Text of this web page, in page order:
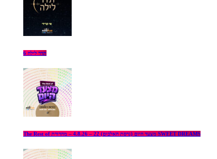
תדר לילה 6
The Rest of מצעד היום (גרסת האלבום) 22 – 4.8.26 – מהדורת SWEET DREAMS